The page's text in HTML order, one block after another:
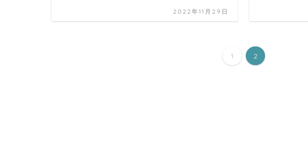
2022年11月29日
1 2